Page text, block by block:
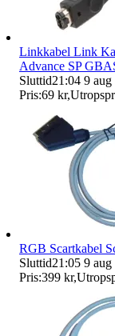
Linkkabel Link
Advance SP
Sluttid21:04 9 aug
Pris:69 kr,
RGB Scartkabel
Sluttid21:05 9 aug
Pris:399 kr,